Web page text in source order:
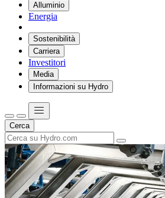
Alluminio
Energia
Sostenibilità
Carriera
Investitori
Media
Informazioni su Hydro
Cerca